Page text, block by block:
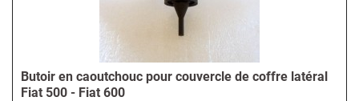
Butoir en caoutchouc pour couvercle de coffre latéral
Fiat 500 - Fiat 600